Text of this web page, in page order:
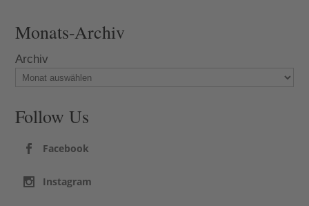
Monats-Archiv
Archiv
Follow Us
Facebook
Instagram